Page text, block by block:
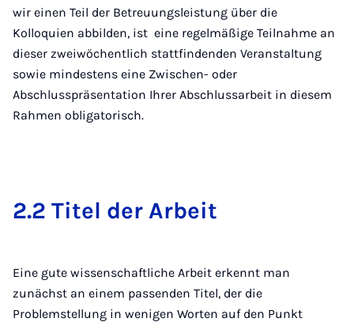
wir einen Teil der Betreuungsleistung über die
Kolloquien abbilden, ist eine regelmäßige Teilnahme an
dieser zweiwöchentlich stattfindenden Veranstaltung
sowie mindestens eine Zwischen- oder
Abschlusspräsentation Ihrer Abschlussarbeit in diesem
Rahmen obligatorisch.
2.2 Ti­tel der Ar­beit
Eine gute wissenschaftliche Arbeit erkennt man
zunächst an einem passenden Titel, der die
Problemstellung in wenigen Worten auf den Punkt